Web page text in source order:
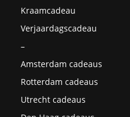
Kraamcadeau
Verjaardagscadeau
–
Amsterdam cadeaus
Rotterdam cadeaus
Utrecht cadeaus